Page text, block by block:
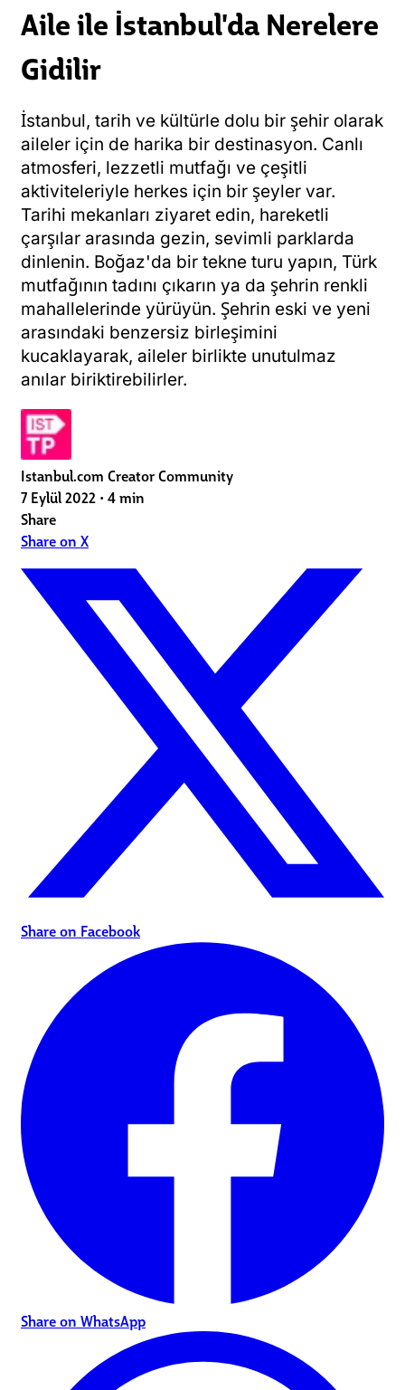
Aile ile İstanbul'da Nerelere
Gidilir
İstanbul, tarih ve kültürle dolu bir şehir olarak
aileler için de harika bir destinasyon. Canlı
atmosferi, lezzetli mutfağı ve çeşitli
aktiviteleriyle herkes için bir şeyler var.
Tarihi mekanları ziyaret edin, hareketli
çarşılar arasında gezin, sevimli parklarda
dinlenin. Boğaz'da bir tekne turu yapın, Türk
mutfağının tadını çıkarın ya da şehrin renkli
mahallelerinde yürüyün. Şehrin eski ve yeni
arasındaki benzersiz birleşimini
kucaklayarak, aileler birlikte unutulmaz
anılar biriktirebilirler.
Istanbul.com Creator Community
7 Eylül 2022 • 4 min
Share
Share on X
Share on Facebook
Share on WhatsApp